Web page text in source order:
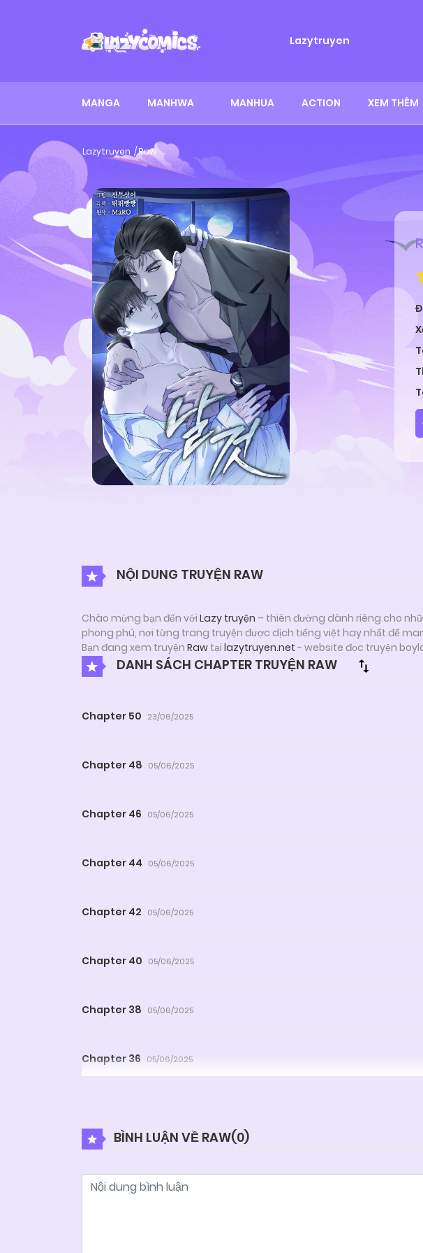
Lazytruyen
MANGA MANHWA MANHUA ACTION XEM THÊM
Lazytruyen Raw
NỘI DUNG TRUYỆN RAW
Chào mừng bạn đến với Lazy truyện – thiên đường dành riêng cho
phong phú, nơi từng trang truyện được dịch tiếng việt hay nhất để
Bạn đang xem truyện Raw tại lazytruyen.net - website đọc truyện
DANH SÁCH CHAPTER TRUYỆN RAW
Chapter 50 23/06/2025
Chapter 48 05/06/2025
Chapter 46 05/06/2025
Chapter 44 05/06/2025
Chapter 42 05/06/2025
Chapter 40 05/06/2025
Chapter 38 05/06/2025
Chapter 36 05/06/2025
BÌNH LUẬN VỀ RAW(0)